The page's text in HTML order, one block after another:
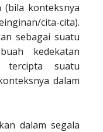
konteksnya
cita-cita).
sebagai suatu
kedekatan
suatu
dalam
dalam segala